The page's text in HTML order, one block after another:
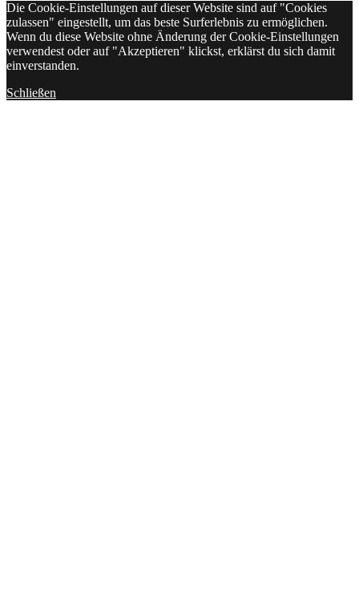
Die Cookie-Einstellungen auf dieser Website sind auf "Cookies
zulassen" eingestellt, um das beste Surferlebnis zu ermöglichen.
Wenn du diese Website ohne Änderung der Cookie-Einstellungen
verwendest oder auf "Akzeptieren" klickst, erklärst du sich damit
einverstanden.
Schließen